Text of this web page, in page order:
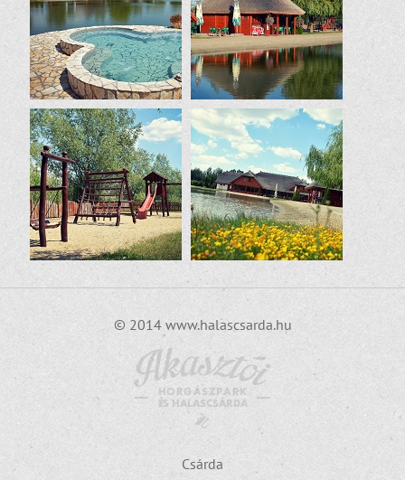
© 2014 www.halascsarda.hu
Csárda